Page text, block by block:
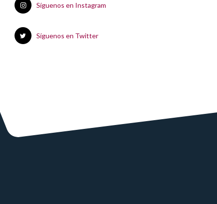
Síguenos en Instagram
Síguenos en Twitter